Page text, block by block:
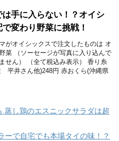
は手に入らない！？オイシ
変わり野菜に挑戦！
がオイシックスで注文したものは オ
菜 （ソーセージが写真に入り込んで
せん） （全て税込み表示） 香り糸
平井さん他)248円 赤おくら(沖縄県
蒸し鶏のエスニックサラダは超
ーで自宅でも本場タイの味！？